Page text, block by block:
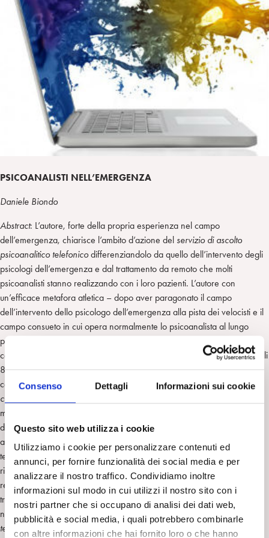
Consenso Dettagli Informazioni sui cookie
Questo sito web utilizza i cookie
Utilizziamo i cookie per personalizzare contenuti ed
annunci, per fornire funzionalità dei social media e per
analizzare il nostro traffico. Condividiamo inoltre
informazioni sul modo in cui utilizzi il nostro sito con i
nostri partner che si occupano di analisi dei dati web,
pubblicità e social media, i quali potrebbero combinarle
con altre informazioni che hai fornito loro o che hanno
n
t
e
r
a
m
PSICOANALISTI NELL’EMERGENZA
Daniele Biondo
Abstract: L’autore, forte della propria esperienza nel campo
dell’emergenza, chiarisce l’ambito d’azione del servizio di ascolto
psicoanalitico telefonicodifferenziandolo da quello dell’intervento degli
psicologi dell’emergenza e dal trattamento da remoto che molti
psicoanalisti stanno realizzando con i loro pazienti. L’autore con
un’efficace metafora atletica – dopo aver paragonato il campo
dell’intervento dello psicologo dell’emergenza alla pista dei velocisti e il
campo consueto in cui opera normalmente lo psicoanalista al lungo
percorso del maratoneta – invita gli psicoanalisti del servizio di
consultazione telefonica a settarsi sul “mezzofondo veloce” (quello degli
800 metri in pista). Al fine di chiarire il setting specifico della
consultazione telefonica, l’autore ricorre ai concetti bioniani di
contenitore
maggioranza dei casi potrà contare sulla capacità di tenuta dell’Io
dell’interlocutore: persone (non “pazienti”) la cui angoscia è relativa
all’emergenza in corso. Il fatto di avere un tempo limitato d’incontri
telefonici e di avere a che fare con persone solitamente funzionanti
richiama l’opportunità di promuovere fin da subito all’interno della
relazione la separazione dalla stessa, evitando di attivare transfert
troppo intensi, aspettative che non si è in grado di soddisfare perché
necessitano di un tempo lungo, ecc. In qualche modo il
medium
telefonico
può rappresenta sia un ostacolo alla relazione che una